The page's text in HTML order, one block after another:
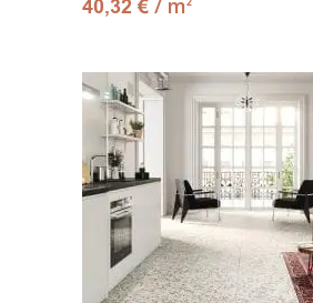
40,32€ / m